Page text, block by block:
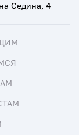
Седина, 4